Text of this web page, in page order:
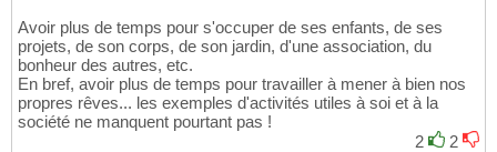
Avoir plus de temps pour s'occuper de ses enfants, de ses
projets, de son corps, de son jardin, d'une association, du
bonheur des autres, etc.
En bref, avoir plus de temps pour travailler à mener à bien nos
propres rêves... les exemples d'activités utiles à soi et à la
société ne manquent pourtant pas !
2
2